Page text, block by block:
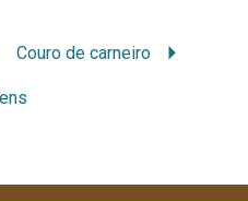
Couro de carneiro